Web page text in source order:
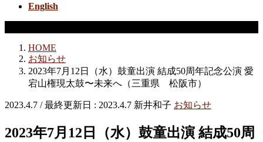
English
HOME
お知らせ
2023年7月12日（水）鼓童出演 結成50周年記念公演 愛
宕山権現太鼓〜未来へ（三重県 松阪市）
2023.4.7 / 最終更新日 : 2023.4.7 新井和子 お知らせ
2023年7月12日（水）鼓童出演 結成50周